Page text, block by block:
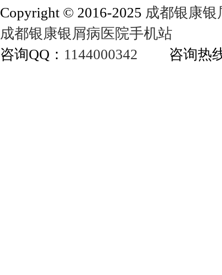
Copyright © 2016-2025 成都银康银
成都银康银屑病医院手机站
咨询QQ： 1144000342 咨询热线